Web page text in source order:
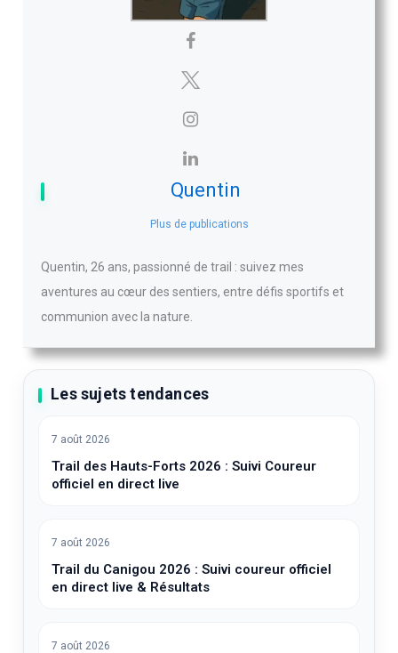
Quentin
Plus de publications
Quentin, 26 ans, passionné de trail : suivez mes
aventures au cœur des sentiers, entre défis sportifs et
communion avec la nature.
Les sujets tendances
7 août 2026
Trail des Hauts-Forts 2026 : Suivi Coureur
officiel en direct live
7 août 2026
Trail du Canigou 2026 : Suivi coureur officiel
en direct live & Résultats
7 août 2026